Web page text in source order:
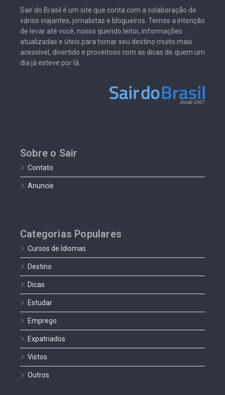
Sair do Brasil é um site que conta com a colaboração de
vários viajantes, jornalistas e blogueiros. Temos a intenção
de levar até você, nosso querido leitor, informações
atualizadas e úteis para tornar seu destino muito mais
acessível, divertido e proveitoso com as dicas de quem um
dia já esteve por lá.
Sobre o Sair
Contato
Anuncie
Categorias Populares
Cursos de Idiomas
Destino
Dicas
Estudar
Emprego
Expatriados
Vistos
Outros